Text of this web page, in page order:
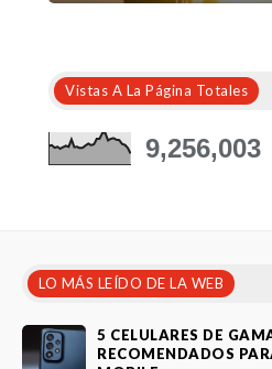
Vistas A La Página Totales
9,256,003
LO MÁS LEÍDO DE LA WEB
5 CELULARES DE
RECOMENDADOS